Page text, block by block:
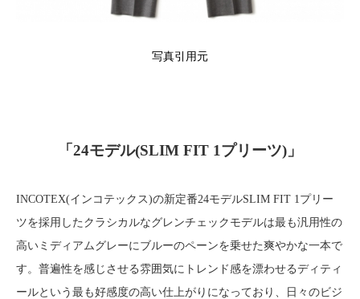
写真引用元
「24モデル(SLIM FIT 1プリーツ)」
INCOTEX(インコテックス)の新定番24モデルSLIM FIT 1プリー
ツを採用したクラシカルなグレンチェックモデルは最も汎用性の
高いミディアムグレーにブルーのペーンを乗せた爽やかな一本で
す。普遍性を感じさせる雰囲気にトレンド感を漂わせるディティ
ールという最も好感度の高い仕上がりになっており、日々のビジ